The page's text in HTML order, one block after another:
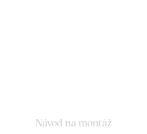
Návod na montáž